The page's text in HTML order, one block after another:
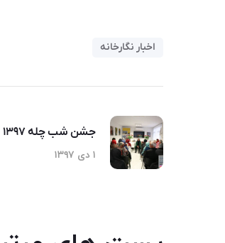
اخبار نگارخانه
جشن شب چله ۱۳۹۷
۱ دی ۱۳۹۷